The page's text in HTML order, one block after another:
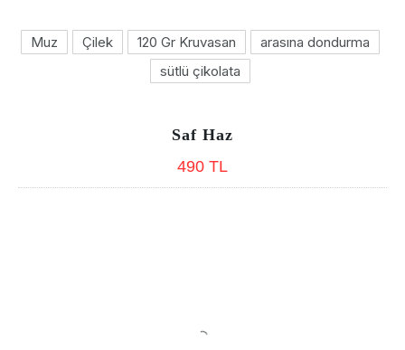
Muz Çilek 120 Gr Kruvasan
arasına dondurma
sütlü çikolata
Saf Haz
490 TL